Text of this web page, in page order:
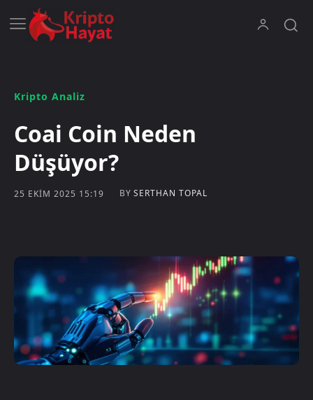
Kripto Analiz
Coai Coin Neden
Düşüyor?
25 EKIM 2025 15:19 BY SERTHAN TOPAL